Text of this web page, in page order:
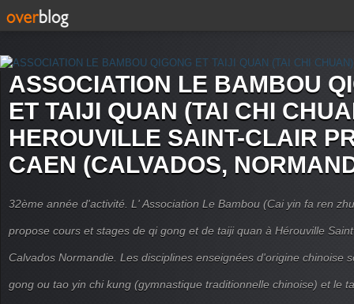
ASSOCIATION LE BAMBOU
ET TAIJI QUAN (TAI CHI
HEROUVILLE SAINT-CLAIR
CAEN (CALVADOS,
32ème année d'activité. L' Association Le Bambou (Cai yin fa ren
propose cours et stages de qi gong et de taiji quan à Hérouville
Calvados Normandie. Les disciplines enseignées d'origine chinoise
gong ou tao yin chi kung (gymnastique traditionnelle chinoise) et le